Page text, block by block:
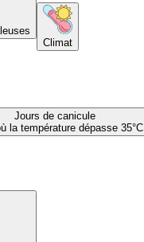
Climat
Jours de canicule
la température dépasse 35°C